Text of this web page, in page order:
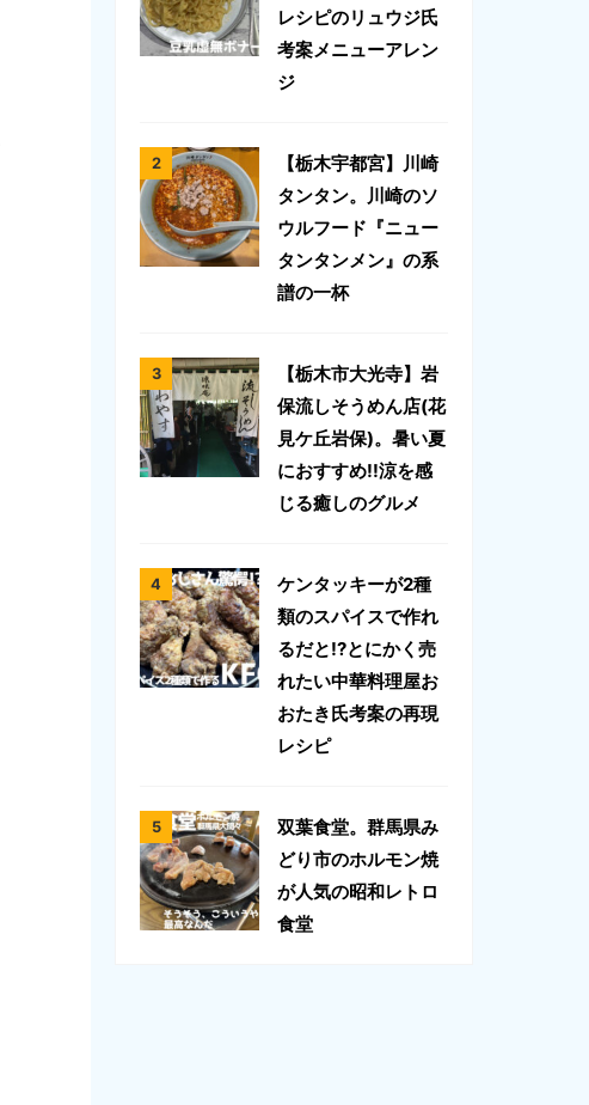
レシピのリュウジ氏
考案メニューアレン
ジ
【栃木宇都宮】川崎
タンタン。川崎のソ
ウルフード『ニュー
タンタンメン』の系
譜の一杯
【栃木市大光寺】岩
保流しそうめん店(花
見ケ丘岩保)。暑い夏
におすすめ!!涼を感
じる癒しのグルメ
ケンタッキーが2種
類のスパイスで作れ
るだと!?とにかく売
れたい中華料理屋お
おたき氏考案の再現
レシピ
双葉食堂。群馬県み
どり市のホルモン焼
が人気の昭和レトロ
食堂